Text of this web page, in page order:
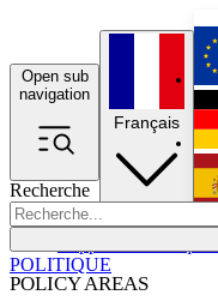
Open sub
navigation
Recherche
POLICY AREAS
Français
POLITIQUE